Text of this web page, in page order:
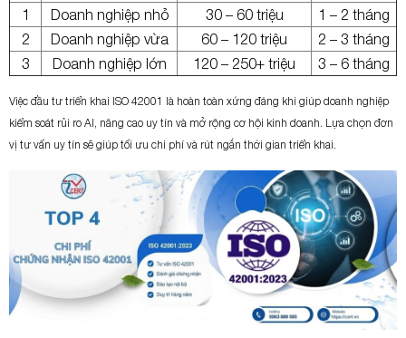
1
Doanh nghiệp nhỏ 30 – 60 triệu
1 – 2 tháng
2
Doanh nghiệp vừa 60 – 120 triệu
2 – 3 tháng
3
Doanh nghiệp lớn 120 – 250+ triệu 3 – 6 tháng
Việc đầu tư triển khai ISO 42001 là hoàn toàn xứng đáng khi giúp doanh nghiệp
kiểm soát rủi ro AI, nâng cao uy tín và mở rộng cơ hội kinh doanh. Lựa chọn đơn
vị tư vấn uy tín sẽ giúp tối ưu chi phí và rút ngắn thời gian triển khai.